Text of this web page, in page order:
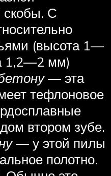
скобы. С
(высота 1—
1,2—2 мм)
— эта
тефлоновое
втором зубе.
— у этой пилы
полотно.